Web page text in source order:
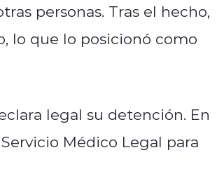
personas. Tras el hecho,
lo que lo posicionó como
legal su detención. En
Médico Legal para